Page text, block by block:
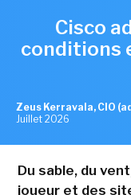
Cisco
conditions
Zeus Kerravala, CIO
Juillet 2026
Du sable, du
joueur et des